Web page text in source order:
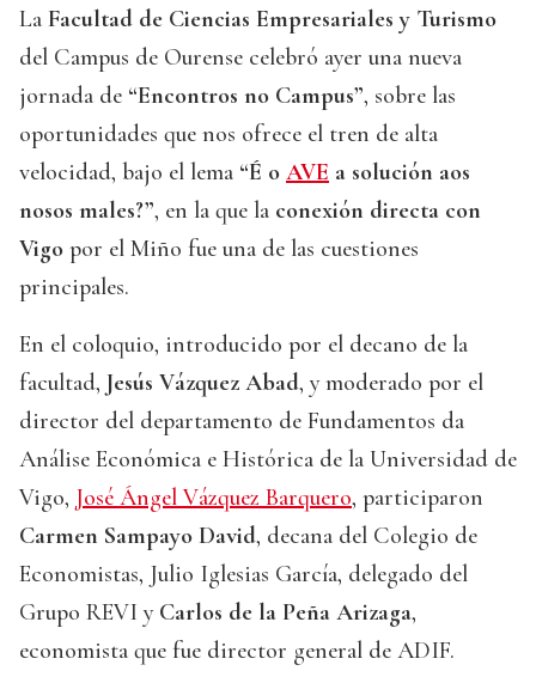
La Facultad de Ciencias Empresariales y Turismo
del Campus de Ourense celebró ayer una nueva
jornada de “Encontros no Campus”, sobre las
oportunidades que nos ofrece el tren de alta
velocidad, bajo el lema “É o AVE a solución aos
nosos males?”, en la que la conexión directa con
Vigo por el Miño fue una de las cuestiones
principales.
En el coloquio, introducido por el decano de la
facultad, Jesús Vázquez Abad, y moderado por el
director del departamento de Fundamentos da
Análise Económica e Histórica de la Universidad de
Vigo, José Ángel Vázquez Barquero, participaron
Carmen Sampayo David, decana del Colegio de
Economistas, Julio Iglesias García, delegado del
Grupo REVI y Carlos de la Peña Arizaga,
economista que fue director general de ADIF.